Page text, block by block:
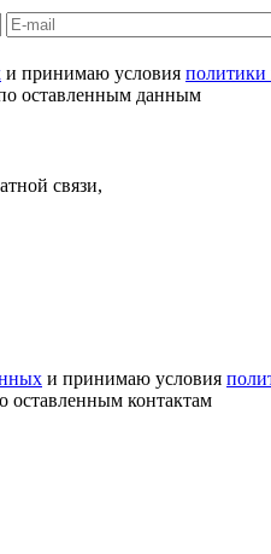
и принимаю условия политики
оставленным данным
связи,
и принимаю условия
оставленным контактам